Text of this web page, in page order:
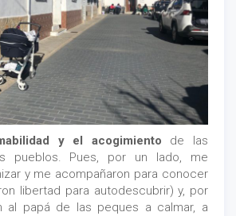
y el acogimiento de las
pueblos. Pues, por un lado, me
y me acompañaron para conocer
libertad para autodescubrir) y, por
al papá de las peques a calmar, a